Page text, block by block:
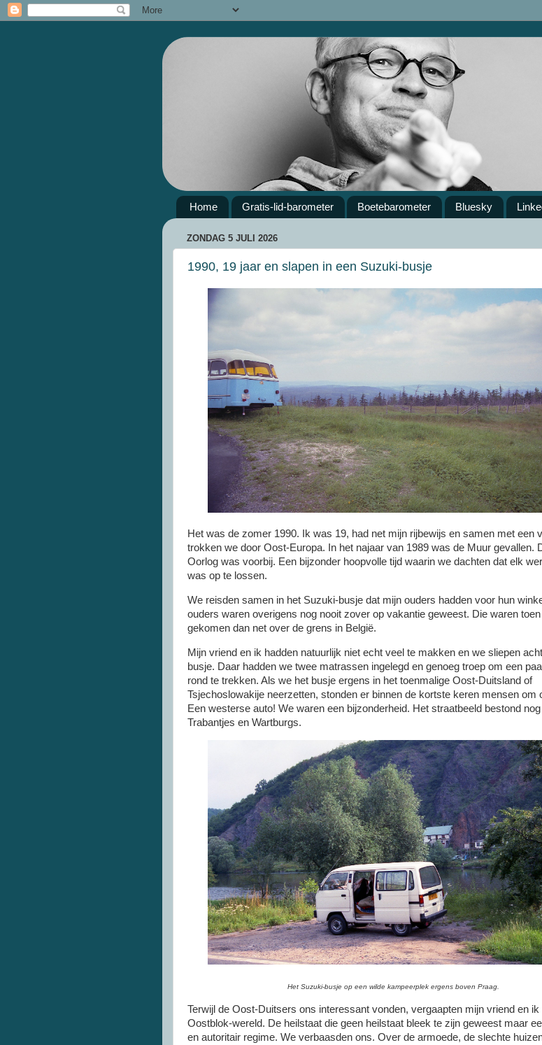
Home Gratis-lid-barometer Boetebarometer Bluesky
ZONDAG 5 JULI 2026
1990, 19 jaar en slapen in een Suzuki-busje
Het was de zomer 1990. Ik was 19, had net mijn rijbewijs en samen met een
trokken we door Oost-Europa. In het najaar van 1989 was de Muur gevallen.
Oorlog was voorbij. Een bijzonder hoopvolle tijd waarin we dachten dat elk
was op te lossen.
We reisden samen in het Suzuki-busje dat mijn ouders hadden voor hun
ouders waren overigens nog nooit zover op vakantie geweest. Die waren
gekomen dan net over de grens in België.
Mijn vriend en ik hadden natuurlijk niet echt veel te makken en we sliepen
busje. Daar hadden we twee matrassen ingelegd en genoeg troep om een
rond te trekken. Als we het busje ergens in het toenmalige Oost-Duitsland of
Tsjechoslowakije neerzetten, stonden er binnen de kortste keren mensen om
Een westerse auto! We waren een bijzonderheid. Het straatbeeld bestond
Trabantjes en Wartburgs.
Het Suzuki-busje op een wilde kampeerplek ergens boven Praag.
Terwijl de Oost-Duitsers ons interessant vonden, vergaapten mijn vriend en ik
Oostblok-wereld. De heilstaat die geen heilstaat bleek te zijn geweest maar
en autoritair regime. We verbaasden ons. Over de armoede, de slechte